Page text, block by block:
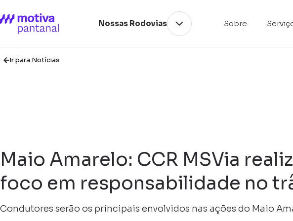
Nossas Rodovias Sobre
Ir para Notícias
Maio Amarelo: CCR MSVia
foco em responsabilidade no
Condutores serão os principais envolvidos nas ações do Maio